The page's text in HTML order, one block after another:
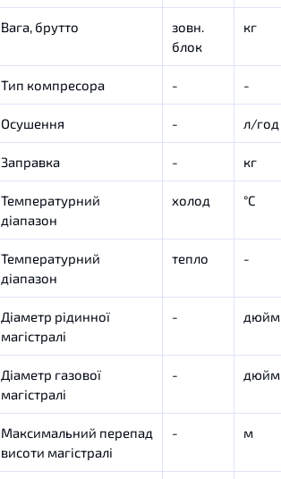
Вага, брутто
зовн.
блок
кг
Тип компресора - -
Осушення - л/год
Заправка - кг
Температурний
діапазон
холод °С
Температурний
діапазон
тепло -
Діаметр рідинної
магістралі
- дюйм
Діаметр газової
магістралі
- дюйм
Максимальний перепад
висоти магістралі
- м